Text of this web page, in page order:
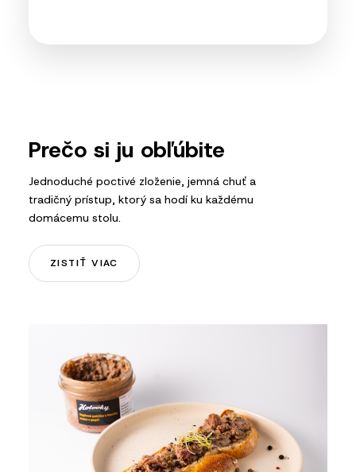
Prečo si ju obľúbite
Jednoduché poctivé zloženie, jemná chuť a
tradičný prístup, ktorý sa hodí ku každému
domácemu stolu.
ZISTIŤ VIAC